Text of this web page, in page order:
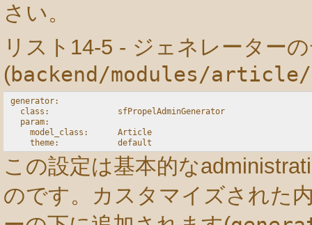
さい。
リスト14-5 - ジェネレーター
(backend/modules/
generator:
  class:              sfPropelAdminGenerator
  param:
    model_class:      Article
この設定は基本的な
のです。カスタマイズされた